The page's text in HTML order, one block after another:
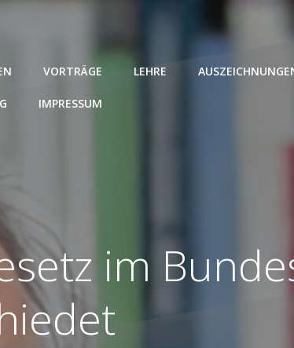
VORTRÄGE LEHRE
IMPRESSUM
im